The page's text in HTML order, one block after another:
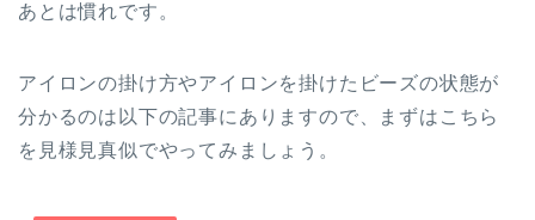
あとは慣れです。
アイロンの掛け方やアイロンを掛けたビーズの状態が
分かるのは以下の記事にありますので、まずはこちら
を見様見真似でやってみましょう。